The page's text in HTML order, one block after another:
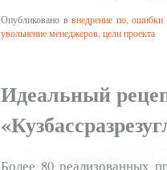
Опубликовано в внедрение по, ошибки
увольнение менеджеров цели проекта
Идеальный
Более 80 реализованных